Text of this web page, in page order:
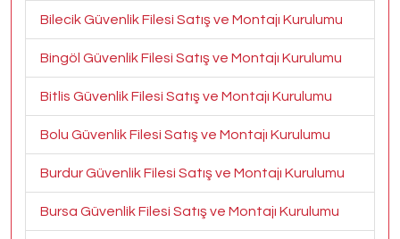
Bilecik Güvenlik Filesi Satış ve Montajı Kurulumu
Bingöl Güvenlik Filesi Satış ve Montajı Kurulumu
Bitlis Güvenlik Filesi Satış ve Montajı Kurulumu
Bolu Güvenlik Filesi Satış ve Montajı Kurulumu
Burdur Güvenlik Filesi Satış ve Montajı Kurulumu
Bursa Güvenlik Filesi Satış ve Montajı Kurulumu